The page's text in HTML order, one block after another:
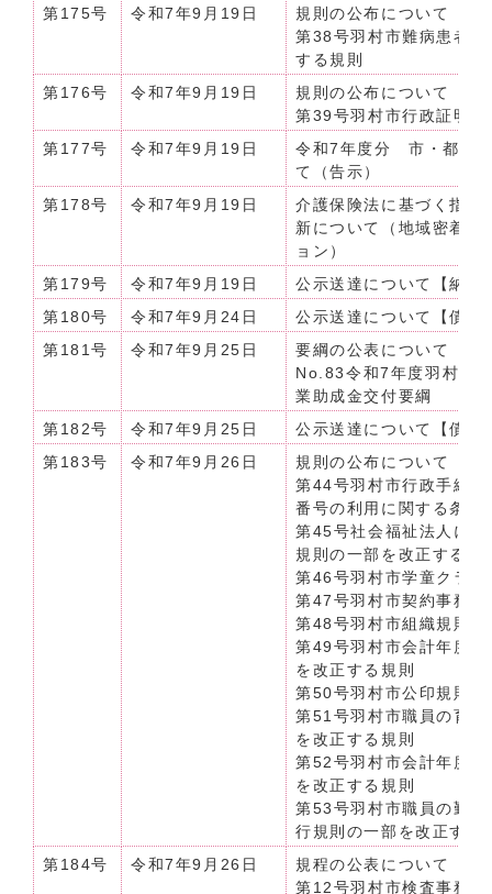
第175号
令和7年9月19日
規則の公布について（
第38号羽村市難病患者
する規則
第176号
令和7年9月19日
規則の公布について（
第39号羽村市行政証明
第177号
令和7年9月19日
令和7年度分 市・都民
て（告示）
第178号
令和7年9月19日
介護保険法に基づく指定
新について（地域密着
ョン）
第179号
令和7年9月19日
公示送達について【納期
第180号
令和7年9月24日
公示送達について【債権
第181号
令和7年9月25日
要綱の公表について（
No.83令和7年度羽村市
業助成金交付要綱
第182号
令和7年9月25日
公示送達について【債権
第183号
令和7年9月26日
規則の公布について（
第44号羽村市行政手続
番号の利用に関する条例
第45号社会福祉法人に
規則の一部を改正する規
第46号羽村市学童クラ
第47号羽村市契約事務
第48号羽村市組織規則
第49号羽村市会計年度
を改正する規則
第50号羽村市公印規則
第51号羽村市職員の育
を改正する規則
第52号羽村市会計年度
を改正する規則
第53号羽村市職員の勤
行規則の一部を改正する
第184号
令和7年9月26日
規程の公表について（
第12号羽村市検査事務